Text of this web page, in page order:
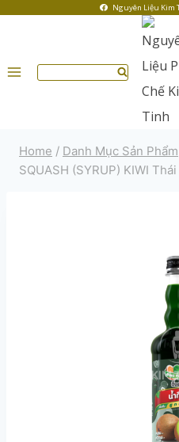
Nguyên Liệu Kim
Home / Danh Mục Sản Phẩm
SQUASH (SYRUP) KIWI